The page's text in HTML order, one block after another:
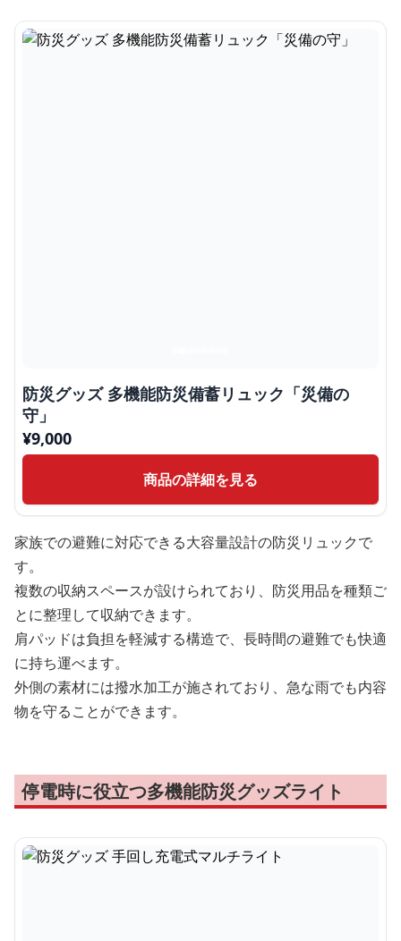
防災グッズ 多機能防災備蓄リュック「災備の
守」
¥9,000
商品の詳細を見る
家族での避難に対応できる大容量設計の防災リュックで
す。
複数の収納スペースが設けられており、防災用品を種類ご
とに整理して収納できます。
肩パッドは負担を軽減する構造で、長時間の避難でも快適
に持ち運べます。
外側の素材には撥水加工が施されており、急な雨でも内容
物を守ることができます。
停電時に役立つ多機能防災グッズライト